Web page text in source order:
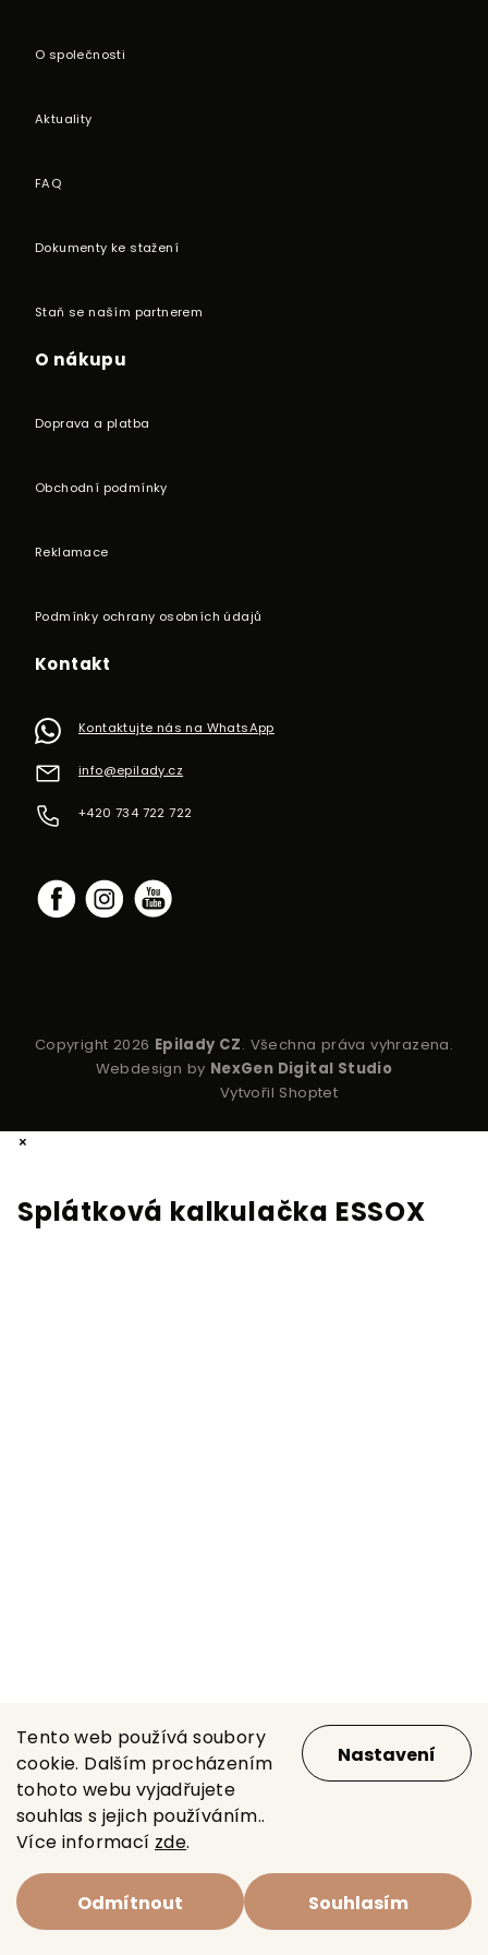
Tento web používá soubory
cookie. Dalším procházením
tohoto webu vyjadřujete
souhlas s jejich používáním..
Více informací zde.
Nastavení
Odmítnout Souhlasím
O společnosti
Aktuality
FAQ
Dokumenty ke stažení
Staň se naším partnerem
O nákupu
Doprava a platba
Obchodní podmínky
Reklamace
Podmínky ochrany osobních údajů
Kontakt
Kontaktujte nás na WhatsApp
info@epilady.cz
+420 734 722 722
Copyright 2026 Epilady CZ. Všechna práva vyhrazena.
Webdesign by NexGen Digital Studio
Vytvořil Shoptet
×
Splátková kalkulačka ESSOX